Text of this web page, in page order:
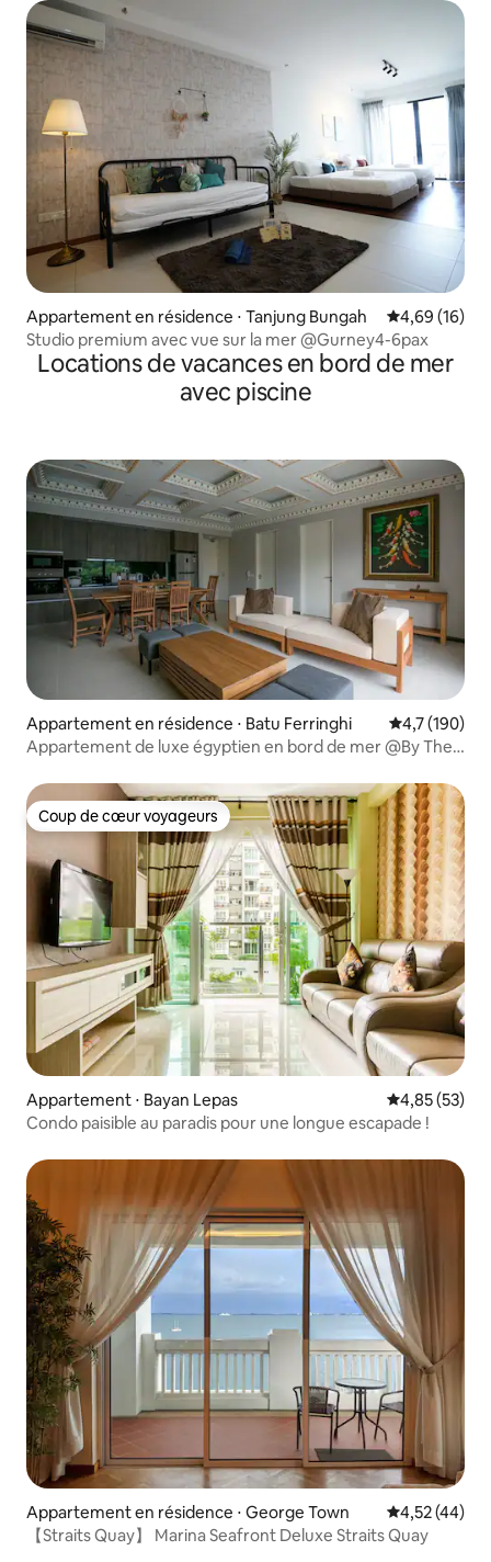
Appartement en résidence ⋅ Tanjung Bungah Évaluation
4,69 (16)
Studio premium avec vue sur la mer @Gurney4-6pax
Locations de vacances en bord de mer
avec piscine
Appartement en résidence ⋅ Batu Ferringhi Évaluation
4,7 (190)
Appartement de luxe égyptien en bord de mer @By The
Coup de cœur voyageurs
Coup de cœur voyageurs
Appartement ⋅ Bayan Lepas Évaluation
4,85 (53)
Condo paisible au paradis pour une longue escapade !
Appartement en résidence ⋅ George Town Évaluation
4,52 (44)
【Straits Quay】 Marina Seafront Deluxe Straits Quay